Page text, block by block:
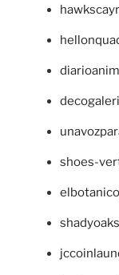
shoes-